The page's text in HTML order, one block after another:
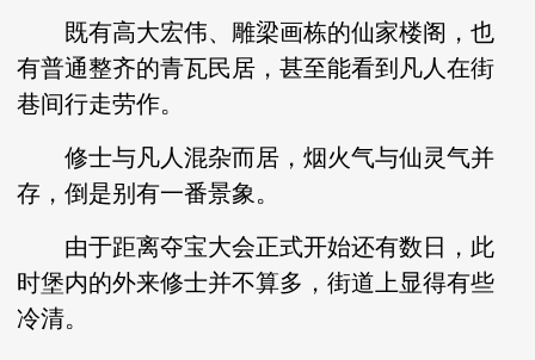
既有高大宏伟、雕梁画栋的仙家楼阁，也
有普通整齐的青瓦民居，甚至能看到凡人在街
巷间行走劳作。
修士与凡人混杂而居，烟火气与仙灵气并
存，倒是别有一番景象。
由于距离夺宝大会正式开始还有数日，此
时堡内的外来修士并不算多，街道上显得有些
冷清。